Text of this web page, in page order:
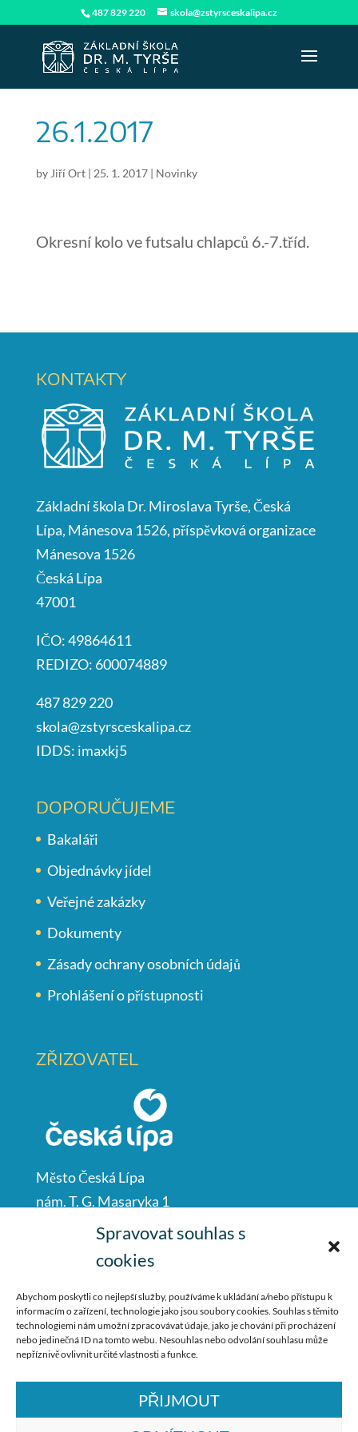
Spravovat souhlas s
cookies
Abychom poskytli co nejlepší služby, používáme k ukládání a/nebo přístupu k
informacím o zařízení, technologie jako jsou soubory cookies. Souhlas s těmito
technologiemi nám umožní zpracovávat údaje, jako je chování při procházení
nebo jedinečná ID na tomto webu. Nesouhlas nebo odvolání souhlasu může
nepříznivě ovlivnit určité vlastnosti a funkce.
PŘIJMOUT
487 829 220 skola@zstyrsceskalipa.cz
26.1.2017
by Jiří Ort| 25. 1. 2017| Novinky
Okresní kolo ve futsalu chlapců 6.-7.tříd.
KONTAKTY
Základní škola Dr. Miroslava Tyrše, Česká
Lípa, Mánesova 1526, příspěvková organizace
Mánesova 1526
Česká Lípa
47001
IČO: 49864611
REDIZO: 600074889
487 829 220
skola@zstyrsceskalipa.cz
IDDS: imaxkj5
DOPORUČUJEME
Bakaláři
Objednávky jídel
Veřejné zakázky
Dokumenty
Zásady ochrany osobních údajů
Prohlášení o přístupnosti
ZŘIZOVATEL
Město Česká Lípa
nám. T. G. Masaryka 1
Česká Lípa
487 881 111
podatelna@mucl.cz